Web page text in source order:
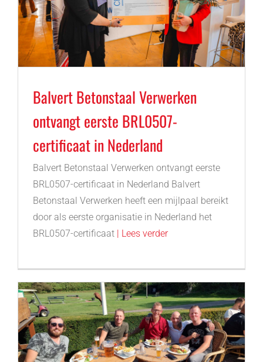
Balvert Betonstaal Verwerken
ontvangt eerste BRL0507-
certificaat in Nederland
Balvert Betonstaal Verwerken ontvangt eerste
BRL0507-certificaat in Nederland Balvert
Betonstaal Verwerken heeft een mijlpaal bereikt
door als eerste organisatie in Nederland het
BRL0507-certificaat | Lees verder